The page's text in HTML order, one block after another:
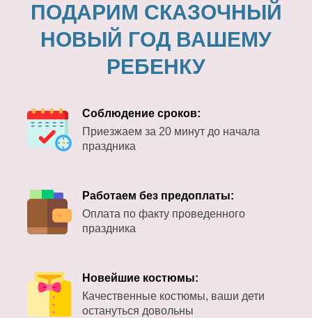
ПОДАРИМ СКАЗОЧНЫЙ
НОВЫЙ ГОД ВАШЕМУ
РЕБЕНКУ
Соблюдение сроков:
Приезжаем за 20 минут до начала
праздника
Работаем без предоплаты:
Оплата по факту проведенного
праздника
Новейшие костюмы:
Качественные костюмы, ваши дети
остануться довольны